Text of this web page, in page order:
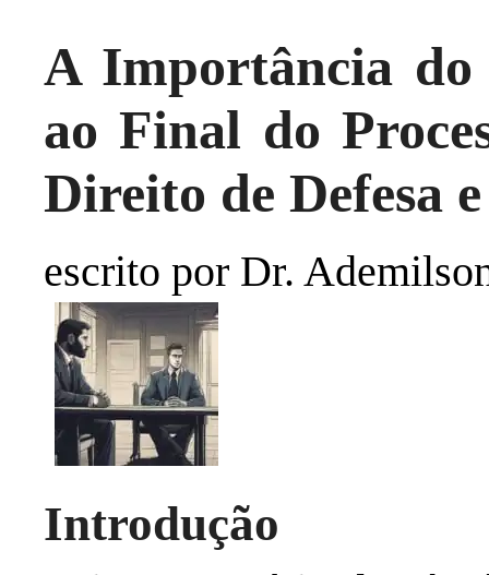
A Importância
ao Final do
Direito de Defesa
escrito por Dr.
Introdução